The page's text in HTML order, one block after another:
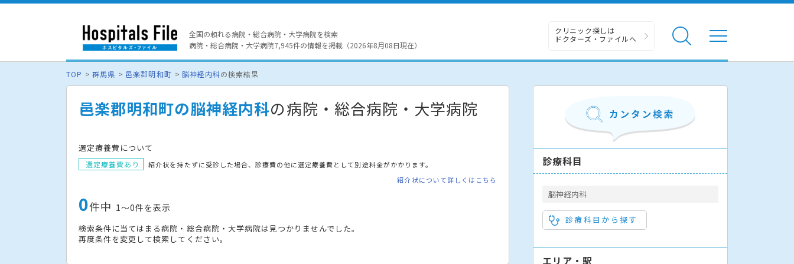
全国の頼れる病院・総合病院・大学病院を検索
病院・総合病院・大学病院7,945件の情報を掲載（2026年8月08日現在）
クリニック探しは
ドクターズ・ファイルへ
TOP 群馬県 邑楽郡明和町 脳神経内科の検索結果
邑楽郡明和町の脳神経内科の病院・総合病院・大学病院
選定療養費について
選定療養費あり
紹介状を持たずに受診した場合、診療費の他に選定療養費として別途料金がかかります。
紹介状について詳しくはこちら
0件中 1〜0件を表示
検索条件に当てはまる病院・総合病院・大学病院は見つかりませんでした。
再度条件を変更して検索してください。
診療科目
脳神経内科
診療科目から探す
エリア・駅